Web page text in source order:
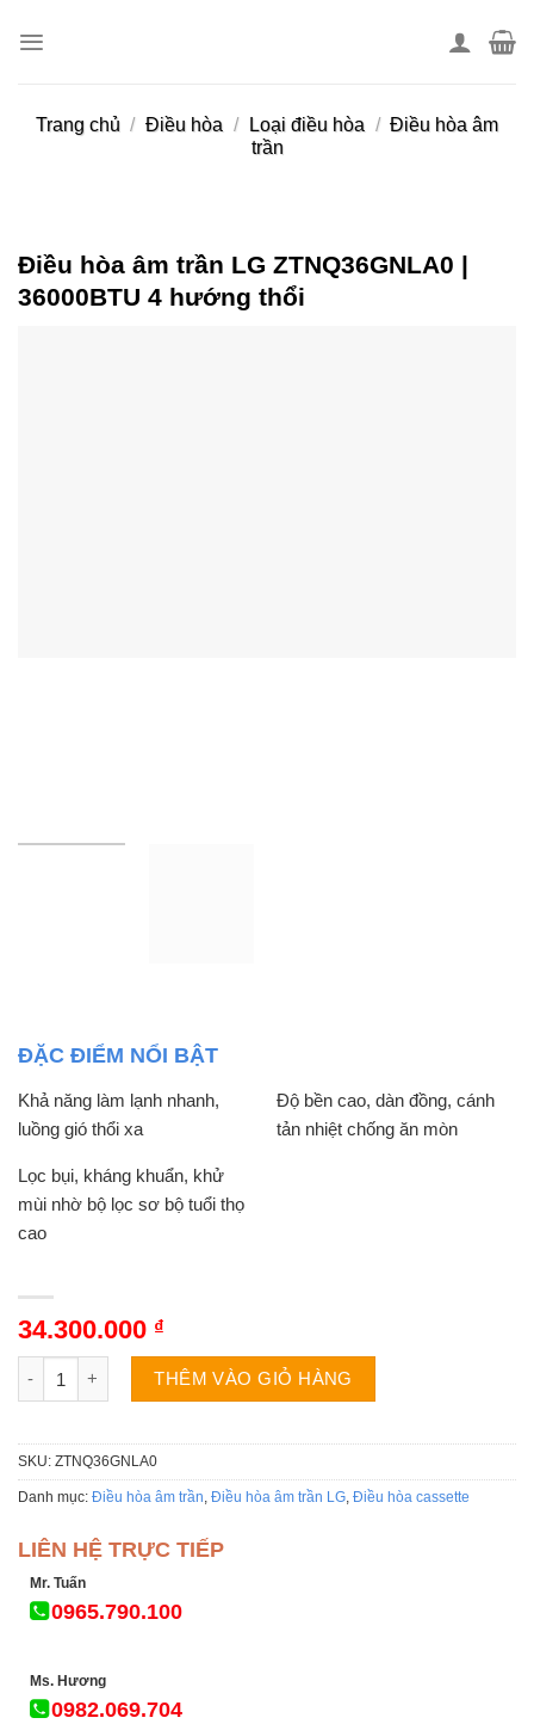
Trang chủ / Điều hòa / Loại điều hòa / Điều hòa âm
trần
Điều hòa âm trần LG ZTNQ36GNLA0 |
36000BTU 4 hướng thổi
ĐẶC ĐIỂM NỔI BẬT
Khả năng làm lạnh nhanh,
luồng gió thổi xa
Độ bền cao, dàn đồng, cánh
tản nhiệt chống ăn mòn
Lọc bụi, kháng khuẩn, khử
mùi nhờ bộ lọc sơ bộ tuổi thọ
cao
34.300.000 ₫
Điều hòa âm trần LG ZTNQ36GNLA0 | 36000BTU 4 hướng thổi
THÊM VÀO GIỎ HÀNG
SKU: ZTNQ36GNLA0
Danh mục: Điều hòa âm trần Điều hòa âm trần LG Điều hòa cassette
LIÊN HỆ TRỰC TIẾP
Mr. Tuấn
0965.790.100
Ms. Hương
0982.069.704